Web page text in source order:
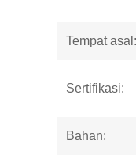
Tempat asal:
Sertifikasi:
Bahan: